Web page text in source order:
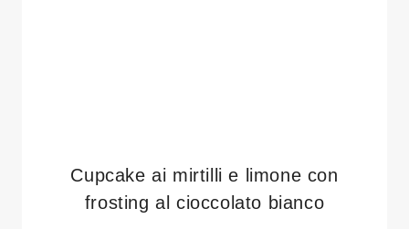
Cupcake ai mirtilli e limone con
frosting al cioccolato bianco